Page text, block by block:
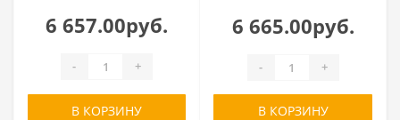
6 657.00руб.
- +
В КОРЗИНУ
6 665.00руб.
- +
В КОРЗИНУ